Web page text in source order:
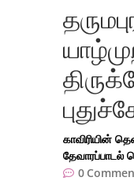
காவிரியின்
தேவாரப்பாடல்
0